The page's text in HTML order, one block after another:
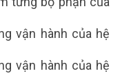
vận hành của hệ
vận hành của hệ